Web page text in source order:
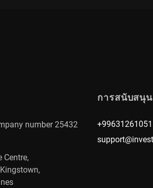
number 25432
Centre,
การสนับสนุน